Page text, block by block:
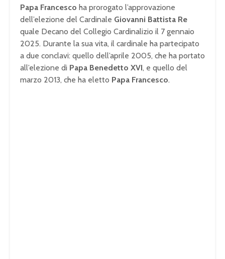
Papa Francesco ha prorogato l’approvazione
dell’elezione del Cardinale Giovanni Battista Re
quale Decano del Collegio Cardinalizio il 7 gennaio
2025. Durante la sua vita, il cardinale ha partecipato
a due conclavi: quello dell’aprile 2005, che ha portato
all’elezione di Papa Benedetto XVI, e quello del
marzo 2013, che ha eletto Papa Francesco.